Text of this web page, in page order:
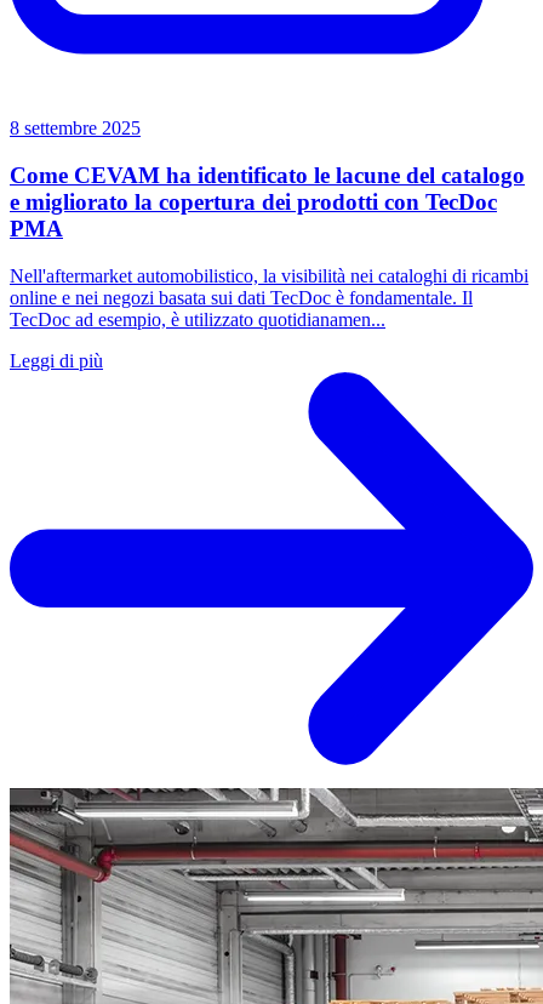
8 settembre 2025
Come CEVAM ha identificato le lacune del catalogo
e migliorato la copertura dei prodotti con TecDoc
PMA
Nell'aftermarket automobilistico, la visibilità nei cataloghi di ricambi
online e nei negozi basata sui dati TecDoc è fondamentale. Il
TecDoc ad esempio, è utilizzato quotidianamen...
Leggi di più